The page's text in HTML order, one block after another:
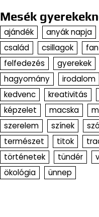
Mesék
ajándék anyák napja
család
csillagok
felfedezés
gyerekek
hagyomány
irodalom
kedvenc
kreativitás
képzelet
macska
szerelem
színek
természet
titok
történetek
tündér
ökológia
ünnep